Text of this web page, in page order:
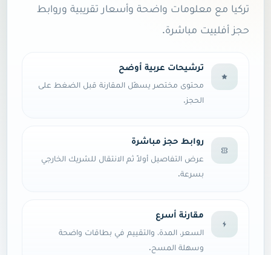
تركيا مع معلومات واضحة وأسعار تقريبية وروابط
حجز أفلييت مباشرة.
ترشيحات عربية أوضح
محتوى مختصر يسهّل المقارنة قبل الضغط على
الحجز.
روابط حجز مباشرة
عرض التفاصيل أولاً ثم الانتقال للشريك الخارجي
بسرعة.
مقارنة أسرع
السعر، المدة، والتقييم في بطاقات واضحة
وسهلة المسح.